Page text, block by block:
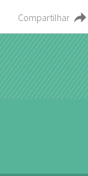
Compartilhar